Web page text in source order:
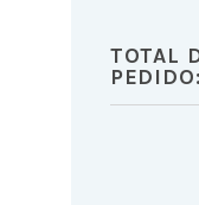
TOTAL
PEDIDO: